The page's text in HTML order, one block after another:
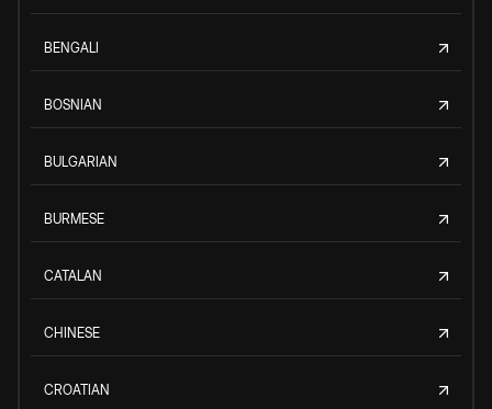
BENGALI
BOSNIAN
BULGARIAN
BURMESE
CATALAN
CHINESE
CROATIAN